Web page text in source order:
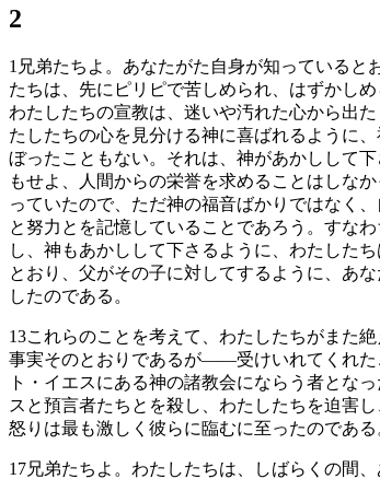
2
1 兄弟たちよ。あなたがた自身が知っていると
たちは、先にピリピで苦しめられ、はずかし
わたしたちの宣教は、迷いや汚れた心から出
たしたちの心を見分ける神に喜ばれるように、
ぼったこともない。それは、神があかしして下
もせよ、人間からの栄誉を求めることはしなか
っていたので、ただ神の福音ばかりではなく
と努力とを記憶していることであろう。すな
し、神もあかしして下さるように、わたした
とおり、父がその子に対してするように、あ
したのである。
13これらのことを考えて、わたしたちがまた
事実そのとおりであるが――受けいれてくれた
ト・イエスにある神の諸教会にならう者とな
スと預言者たちとを殺し、わたしたちを迫害
怒りは最も激しく彼らに臨むに至ったのである
17兄弟たちよ。わたしたちは、しばらくの間